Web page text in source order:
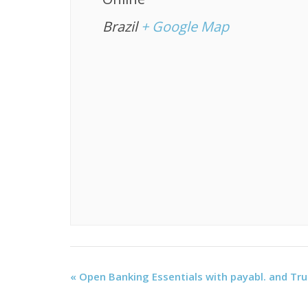
Brazil + Google Map
« Open Banking Essentials with payabl. and